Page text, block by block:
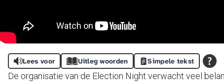
Lees voor Uitleg woorden Simpele tekst
De organisatie van de Election Night verwacht veel